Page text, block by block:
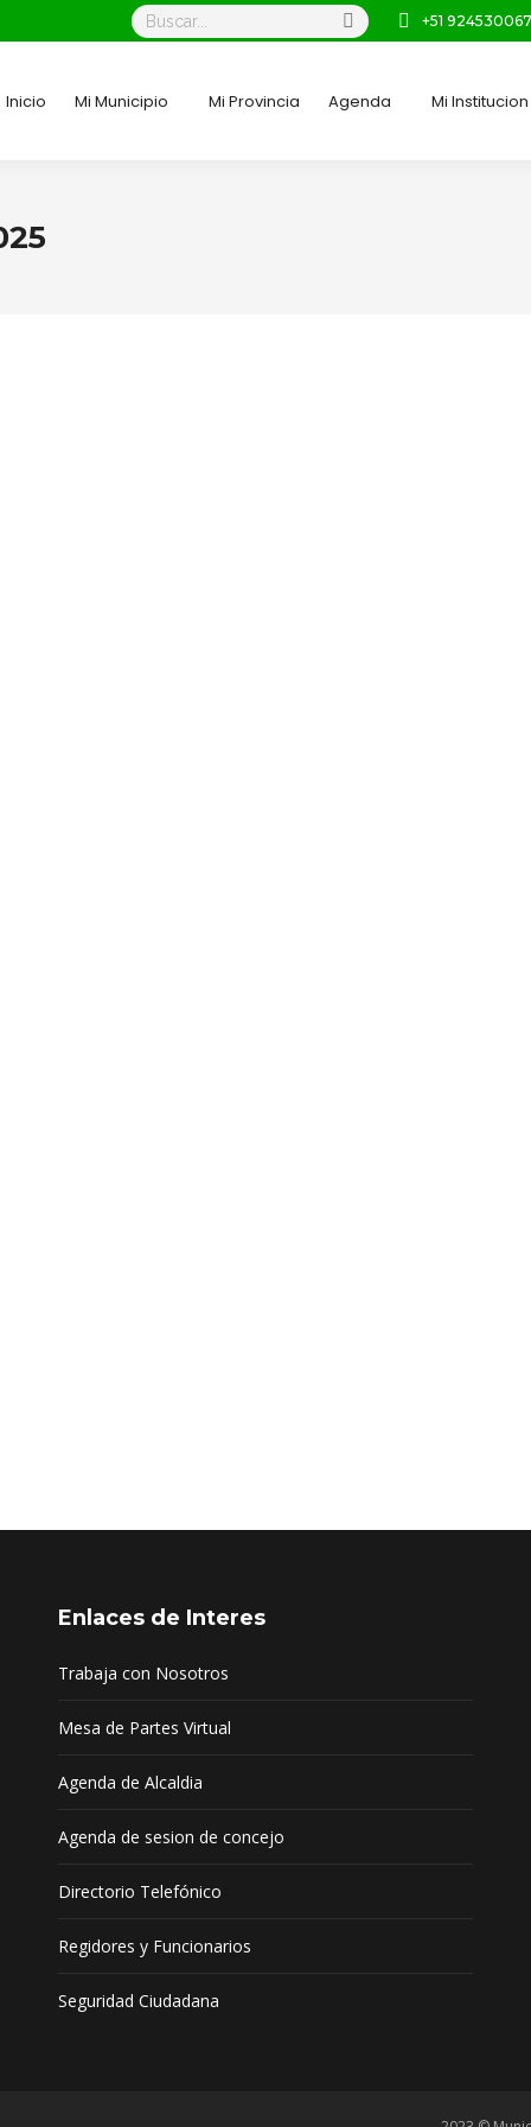
Buscar: +51 924530067
Inicio Mi Municipio Mi Provincia Agenda Mi Institucion
Enlaces de Interes
Trabaja con Nosotros
Mesa de Partes Virtual
Agenda de Alcaldia
Agenda de sesion de concejo
Directorio Telefónico
Regidores y Funcionarios
Seguridad Ciudadana